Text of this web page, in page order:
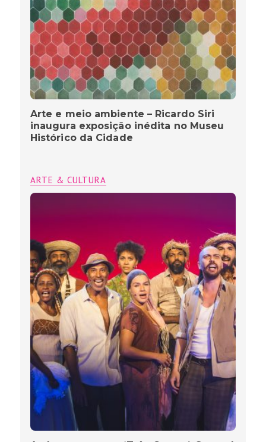
Arte e meio ambiente – Ricardo Siri
inaugura exposição inédita no Museu
Histórico da Cidade
ARTE & CULTURA